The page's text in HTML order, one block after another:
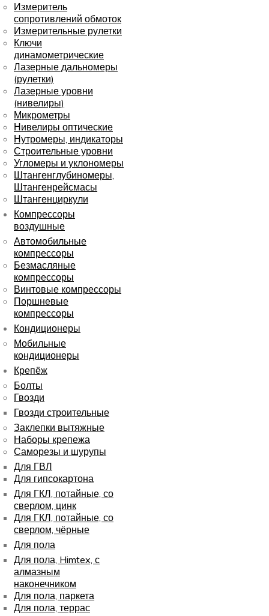
Измеритель
сопротивлений обмоток
Измерительные рулетки
Ключи
динамометрические
Лазерные дальномеры
(рулетки)
Лазерные уровни
(нивелиры)
Микрометры
Нивелиры оптические
Нутромеры, индикаторы
Строительные уровни
Угломеры и уклономеры
Штангенглубиномеры,
Штангенрейсмасы
Штангенциркули
Компрессоры
воздушные
Автомобильные
компрессоры
Безмасляные
компрессоры
Винтовые компрессоры
Поршневые
компрессоры
Кондиционеры
Мобильные
кондиционеры
Крепёж
Болты
Гвозди
Гвозди строительные
Заклепки вытяжные
Наборы крепежа
Саморезы и шурупы
Для ГВЛ
Для гипсокартона
Для ГКЛ, потайные, со
сверлом, цинк
Для ГКЛ, потайные, со
сверлом, чёрные
Для пола
Для пола, Himtex, с
алмазным
наконечником
Для пола, паркета
Для пола, террас